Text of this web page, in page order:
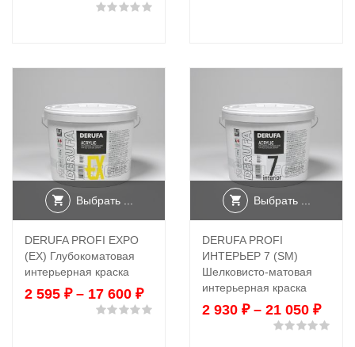
Выбрать ...
DERUFA PROFI EXPO
(EX) Глубокоматовая
интерьерная краска
2 595 ₽– 17 600 ₽
из 5
Выбрать ...
DERUFA PROFI
ИНТЕРЬЕР 7 (SM)
Шелковисто-матовая
интерьерная краска
2 930 ₽– 21 050 ₽